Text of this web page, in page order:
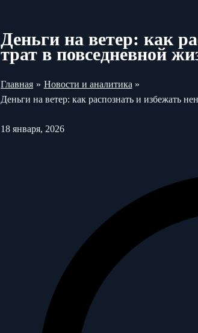
Деньги на ветер: как
трат в повседневной
Главная
Новости и аналитика
Деньги на ветер: как распознать и избежать
18 января, 2026